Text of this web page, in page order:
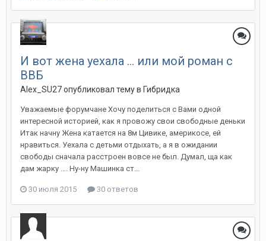
И вот жена уехала … или мой роман с
ВВБ
Alex_SU27опубликовал тему в Гибридка
Уважаемые форумчане Хочу поделиться с Вами одной
интересной историей, как я провожу свои свободные деньки
Итак начну Жена катается на 8м Цивике, америкосе, ей
нравиться. Уехала с детьми отдыхать, а я в ожидании
свободы сначала расстроен вовсе не был. Думал, ща как
дам жарку …. Ну-ну Машинка ст...
30 июля 2015 30 ответов